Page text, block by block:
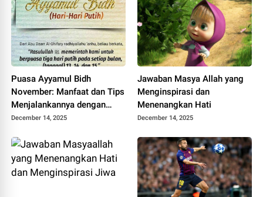
Puasa Ayyamul Bidh
November: Manfaat dan Tips
Menjalankannya dengan
Benar
December 14, 2025
Jawaban Masya Allah yang
Menginspirasi dan
Menenangkan Hati
December 14, 2025